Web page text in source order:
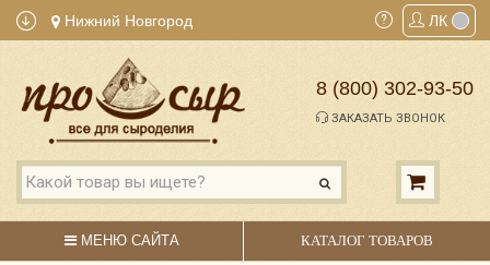
Нижний Новгород ЛК
8 (800) 302-93-50
ЗАКАЗАТЬ ЗВОНОК
МЕНЮ САЙТА КАТАЛОГ ТОВАРОВ